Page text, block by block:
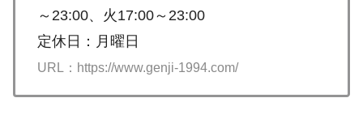
～23:00、火17:00～23:00
定休日：月曜日
URL：https://www.genji-1994.com/